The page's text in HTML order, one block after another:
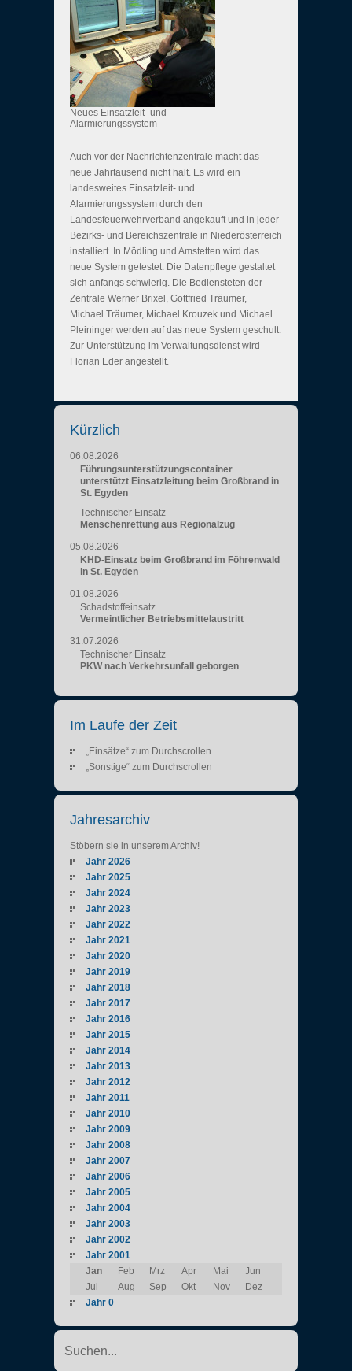
Neues Einsatzleit- und
Alarmierungssystem
Auch vor der Nachrichtenzentrale macht das
neue Jahrtausend nicht halt. Es wird ein
landesweites Einsatzleit- und
Alarmierungssystem durch den
Landesfeuerwehrverband angekauft und in jeder
Bezirks- und Bereichszentrale in Niederösterreich
installiert. In Mödling und Amstetten wird das
neue System getestet. Die Datenpflege gestaltet
sich anfangs schwierig. Die Bediensteten der
Zentrale Werner Brixel, Gottfried Träumer,
Michael Träumer, Michael Krouzek und Michael
Pleininger werden auf das neue System geschult.
Zur Unterstützung im Verwaltungsdienst wird
Florian Eder angestellt.
Kürzlich
06.08.2026
Führungsunterstützungscontainer
unterstützt Einsatzleitung beim Großbrand in
St. Egyden
Technischer Einsatz
Menschenrettung aus Regionalzug
05.08.2026
KHD-Einsatz beim Großbrand im Föhrenwald
in St. Egyden
01.08.2026
Schadstoffeinsatz
Vermeintlicher Betriebsmittelaustritt
31.07.2026
Technischer Einsatz
PKW nach Verkehrsunfall geborgen
Im Laufe der Zeit
„Einsätze“ zum Durchscrollen
„Sonstige“ zum Durchscrollen
Jahresarchiv
Stöbern sie in unserem Archiv!
Jahr 2026
Jahr 2025
Jahr 2024
Jahr 2023
Jahr 2022
Jahr 2021
Jahr 2020
Jahr 2019
Jahr 2018
Jahr 2017
Jahr 2016
Jahr 2015
Jahr 2014
Jahr 2013
Jahr 2012
Jahr 2011
Jahr 2010
Jahr 2009
Jahr 2008
Jahr 2007
Jahr 2006
Jahr 2005
Jahr 2004
Jahr 2003
Jahr 2002
Jahr 2001
Jan
Feb Mrz Apr Mai
Jun
Jul
Aug Sep Okt Nov
Dez
Jahr 0